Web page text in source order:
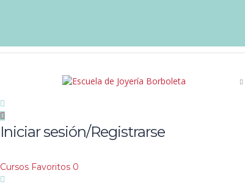
Iniciar sesión/Registrarse
Cursos Favoritos 0